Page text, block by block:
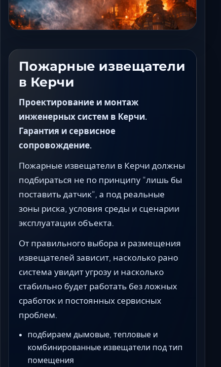
Ставрополь
Таганрог
Феодосия
Шахты
Пожарные извещатели
в Керчи
Проектирование и монтаж
инженерных систем в Керчи.
Гарантия и сервисное
сопровождение.
Пожарные извещатели в Керчи должны
подбираться не по принципу "лишь бы
поставить датчик", а под реальные
зоны риска, условия среды и сценарии
эксплуатации объекта.
От правильного выбора и размещения
извещателей зависит, насколько рано
система увидит угрозу и насколько
стабильно будет работать без ложных
сработок и постоянных сервисных
проблем.
подбираем дымовые, тепловые и
комбинированные извещатели под тип
помещения